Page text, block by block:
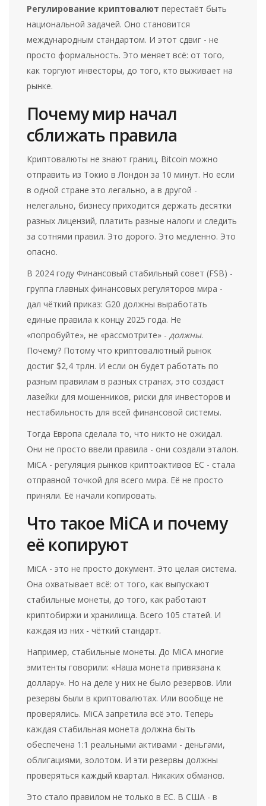
Регулирование криптовалют перестаёт быть
национальной задачей. Оно становится
международным стандартом. И этот сдвиг - не
просто формальность. Это меняет всё: от того,
как торгуют инвесторы, до того, кто выживает на
рынке.
Почему мир начал
сближать правила
Криптовалюты не знают границ. Bitcoin можно
отправить из Токио в Лондон за 10 минут. Но если
в одной стране это легально, а в другой -
нелегально, бизнесу приходится держать десятки
разных лицензий, платить разные налоги и следить
за сотнями правил. Это дорого. Это медленно. Это
опасно.
В 2024 году Финансовый стабильный совет (FSB) -
группа главных финансовых регуляторов мира -
дал чёткий приказ: G20 должны выработать
единые правила к концу 2025 года. Не
«попробуйте», не «рассмотрите» -должны.
Почему? Потому что криптовалютный рынок
достиг $2,4 трлн. И если он будет работать по
разным правилам в разных странах, это создаст
лазейки для мошенников, риски для инвесторов и
нестабильность для всей финансовой системы.
Тогда Европа сделала то, что никто не ожидал.
Они не просто ввели правила - они создали эталон.
MiCA - регуляция рынков криптоактивов ЕС - стала
отправной точкой для всего мира. Её не просто
приняли. Её начали копировать.
Что такое MiCA и почему
её копируют
MiCA - это не просто документ. Это целая система.
Она охватывает всё: от того, как выпускают
стабильные монеты, до того, как работают
криптобиржи и хранилища. Всего 105 статей. И
каждая из них - чёткий стандарт.
Например, стабильные монеты. До MiCA многие
эмитенты говорили: «Наша монета привязана к
доллару». Но на деле у них не было резервов. Или
резервы были в криптовалютах. Или вообще не
проверялись. MiCA запретила всё это. Теперь
каждая стабильная монета должна быть
обеспечена 1:1 реальными активами - деньгами,
облигациями, золотом. И эти резервы должны
проверяться каждый квартал. Никаких обманов.
Это стало правилом не только в ЕС. В США - в